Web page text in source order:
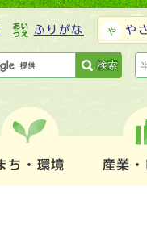
ふりがな や
検索
ち・環境 産業